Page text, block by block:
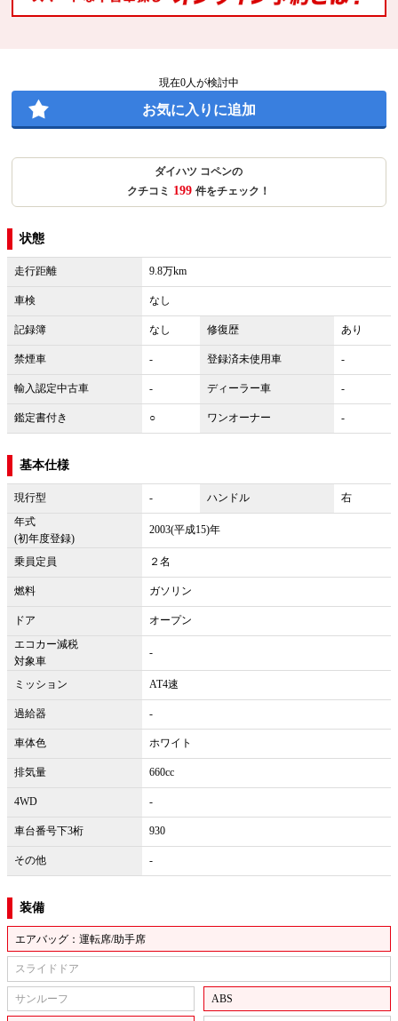
現在0人が検討中
お気に入りに追加
ダイハツ コペンの
クチコミ 199 件をチェック！
状態
走行距離 9.8万km
車検 なし
記録簿 なし 修復歴 あり
禁煙車 - 登録済未使用車 -
輸入認定中古車 - ディーラー車 -
鑑定書付き ○ ワンオーナー -
基本仕様
現行型 - ハンドル
右
年式
(初年度登録)
2003(平成15)年
乗員定員 ２名
燃料 ガソリン
ドア
オープン
エコカー減税
対象車
-
ミッション AT4速
過給器 -
車体色 ホワイト
排気量 660cc
4WD -
車台番号下3桁 930
その他 -
装備
エアバッグ：運転席/助手席
スライドドア
サンルーフ ABS